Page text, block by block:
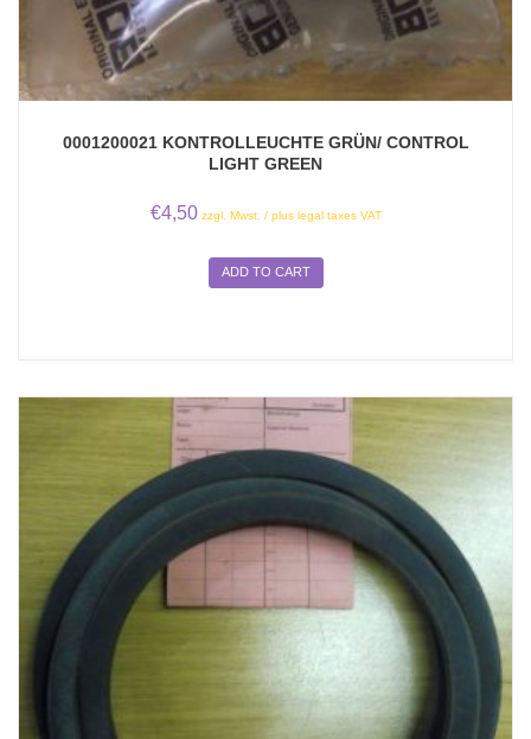
0001200021 KONTROLLEUCHTE GRÜN/ CONTROL
LIGHT GREEN
€4,50 zzgl. Mwst. / plus legal taxes VAT
ADD TO CART